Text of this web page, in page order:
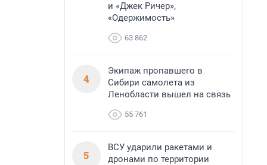
и «Джек Ричер»,
«Одержимость»
63 862
4
Экипаж пропавшего в
Сибири самолета из
Ленобласти вышел на связь
55 761
5
ВСУ ударили ракетами и
дронами по территории